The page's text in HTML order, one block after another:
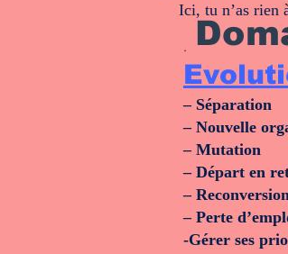
Ici, tu n’as rien
.
– Séparation
– Nouvelle
– Mutation
– Départ en
–
– Perte
-Gérer ses